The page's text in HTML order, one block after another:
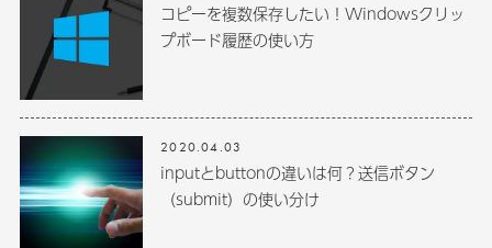
コピーを複数保存したい！Windowsクリッ
プボード履歴の使い方
2020.04.03
inputとbuttonの違いは何？送信ボタン
（submit）の使い分け